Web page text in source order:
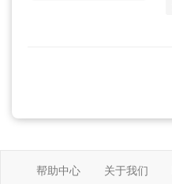
帮助中心 关于我们